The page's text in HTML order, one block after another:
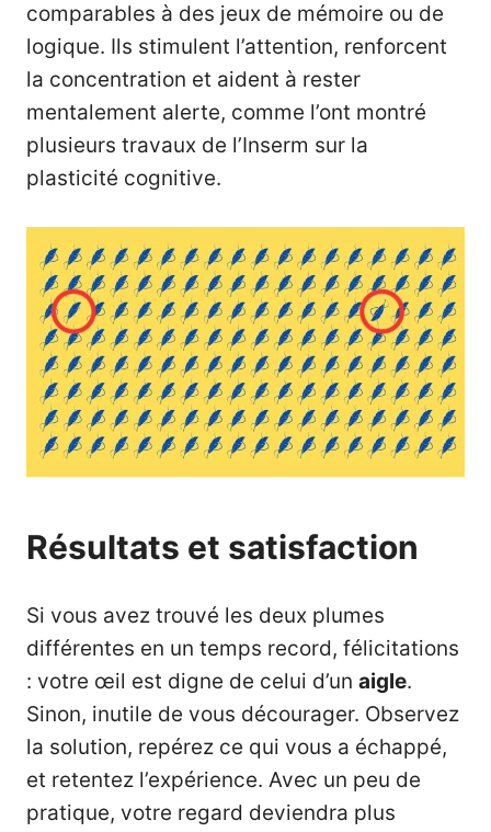
comparables à des jeux de mémoire ou de
logique. Ils stimulent l’attention, renforcent
la concentration et aident à rester
mentalement alerte, comme l’ont montré
plusieurs travaux de l’Inserm sur la
plasticité cognitive.
Résultats et satisfaction
Si vous avez trouvé les deux plumes
différentes en un temps record, félicitations
: votre œil est digne de celui d’un aigle.
Sinon, inutile de vous décourager. Observez
la solution, repérez ce qui vous a échappé,
et retentez l’expérience. Avec un peu de
pratique, votre regard deviendra plus